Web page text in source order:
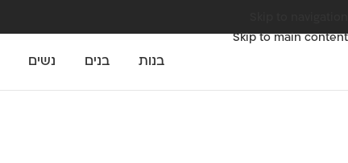
Skip to main content
בנות בנים נשים